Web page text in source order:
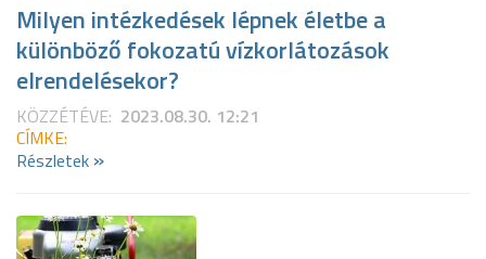
Milyen intézkedések lépnek életbe a
különböző fokozatú vízkorlátozások
elrendelésekor?
KÖZZÉTÉVE: 2023.08.30. 12:21
CÍMKE:
Részletek »